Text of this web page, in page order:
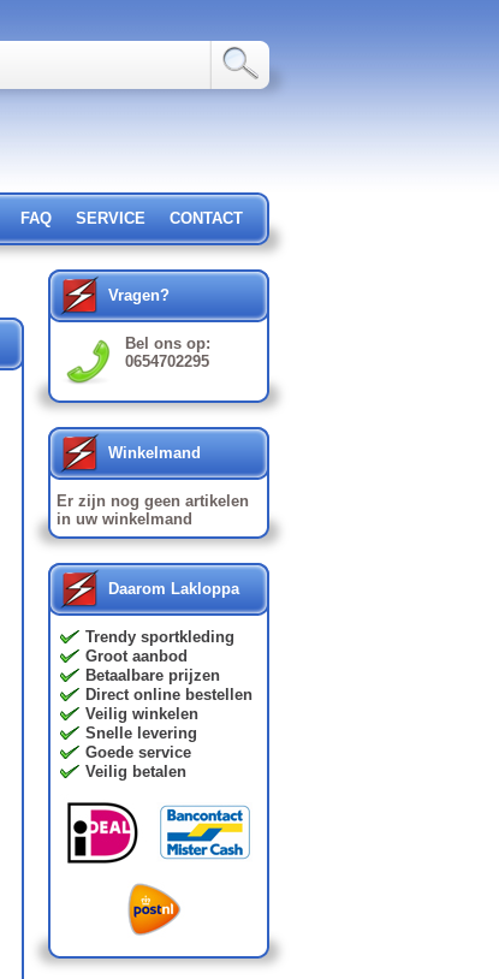
FAQ SERVICE CONTACT
Vragen?
Bel ons op:
0654702295
Winkelmand
Er zijn nog geen artikelen
in uw winkelmand
Daarom Lakloppa
Trendy sportkleding
Groot aanbod
Betaalbare prijzen
Direct online bestellen
Veilig winkelen
Snelle levering
Goede service
Veilig betalen